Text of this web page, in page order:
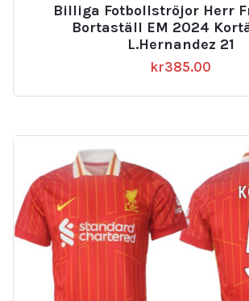
Billiga Fotbollströjor Herr
Bortaställ EM 2024
L.Hernandez 21
kr385.00